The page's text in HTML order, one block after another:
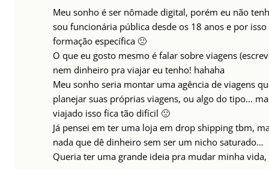
Meu sonho é ser nômade digital, porém eu não
sou funcionária pública desde os 18 anos e por
formação específica 🙁
O que eu gosto mesmo é falar sobre viagens
nem dinheiro pra viajar eu tenho! hahaha
Meu sonho seria montar uma agência de viagens
planejar suas próprias viagens, ou algo do tipo…
viajado isso fica tão difícil 🙁
Já pensei em ter uma loja em drop shipping tbm,
nada que dê dinheiro sem ser um nicho saturado…
Queria ter uma grande ideia pra mudar minha vida,